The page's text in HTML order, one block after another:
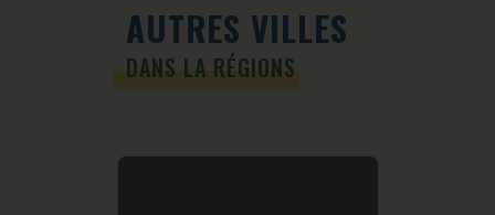
AUTRES VILLES
DANS LA RÉGIONS